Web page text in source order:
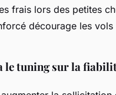
frais lors des petites
décourage les vols
le tuning sur la